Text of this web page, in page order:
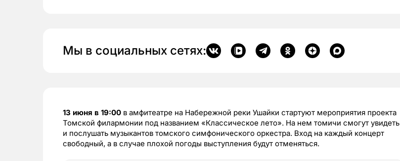
Мы в социальных сетях:
13 июня в 19:00 в амфитеатре на Набережной реки Ушайки стартуют мероприятия проекта
Томской филармонии под названием «Классическое лето». На нем томичи смогут увидеть
и послушать музыкантов томского симфонического оркестра. Вход на каждый концерт
свободный, а в случае плохой погоды выступления будут отменяться.